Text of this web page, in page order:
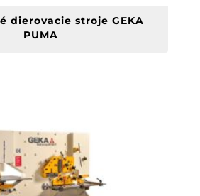
dierovacie stroje GEKA
PUMA